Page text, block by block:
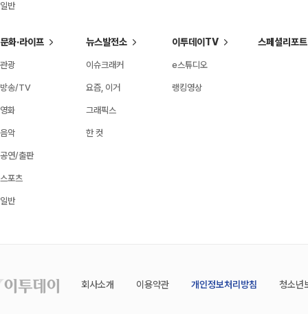
일반
문화·라이프
관광
방송/TV
영화
음악
공연/출판
스포츠
일반
뉴스발전소
이슈크래커
요즘, 이거
그래픽스
한 컷
이투데이TV
e스튜디오
랭킹영상
스페셜리포트
회사소개 이용약관 개인정보처리방침 청소년